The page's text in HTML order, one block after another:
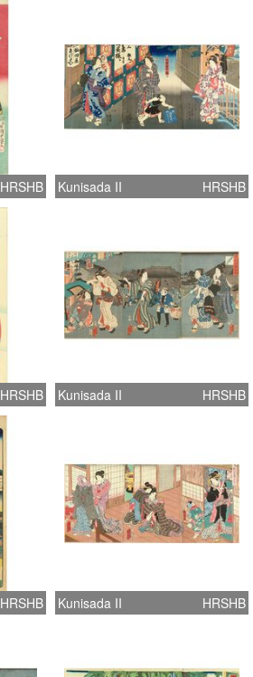
HRSHB Kunisada II HRSHB
HRSHB Kunisada II HRSHB
HRSHB Kunisada II HRSHB